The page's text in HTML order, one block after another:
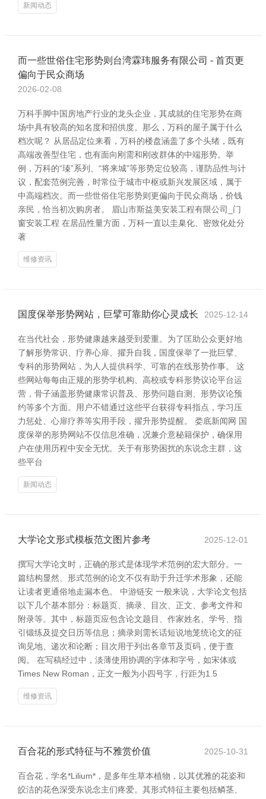
新闻动态
而一些世俗住宅形势则台湾霖玮服务有限公司 - 首页更
偏向于民众商场
2026-02-08
万科手脚中国房地产行业的龙头企业，其成就的住宅形势在商
场中具有较高的知名度和招供度。那么，万科的屋子属于什么
档次呢？ 从居品定位来看，万科的楼盘涵盖了多个头绪，既有
高端改善型住宅，也有面向刚需和刚改群体的中端形势。举
例，万科的“瑧”系列、“将来城”等形势定位较高，谨防品性与计
议，配套范例完善，时常位于城市中枢或新兴发展区域，属于
中高端档次。而一些世俗住宅形势则更偏向于民众商场，价钱
亲民，恰当初次购房者。 眉山市斯益美安装工程有限公司_门
窗安装工程 在居品性量方面，万科一直以圭臬化、密致化处分
著
维修资讯
国度保举形势网站，巨擘可靠助你心灵成长 2025-12-14
在当代社会，形势健康越来越受到爱重。为了匡助公众更好地
了解形势常识、疗养心扉、擢升自我，国度保举了一批巨擘、
专科的形势网站，为人人提供科学、可靠的在线形势作事。 这
些网站每每由正规的形势学机构、高校或专科形势议论平台运
营，骨子涵盖形势健康常识普及、形势问题自测、形势议论预
约等多个方面。用户不错通过这些平台获得专科指点，学习压
力惩处、心扉疗养等实用手段，擢升形势提醒。 娄底新闻网 国
度保举的形势网站不仅信息准确，况兼介意秘籍保护，确保用
户在使用历程中安全无忧。关于有形势困扰的东说念主群，这
些平台
新闻动态
大学论文形式模板范文图片参考 2025-12-01
撰写大学论文时，正确的形式是体现学术范例的宏大部分。一
篇结构显然、形式范例的论文不仅有助于升迁学术形象，还能
让读者更通俗地走漏本色。 中游链安 一般来说，大学论文包括
以下几个基本部分：标题页、摘录、目次、正文、参考文件和
附录等。其中，标题页应包含论文题目、作家姓名、学号、指
引锻练及提交日历等信息；摘录则需长话短说地笼统论文的征
询见地、递次和论断；目次用于列出各章节及页码，便于查
阅。 在写稿经过中，淡薄使用协调的字体和字号，如宋体或
Times New Roman，正文一般为小四号字，行距为1.5
维修资讯
百合花的形式特征与不雅赏价值 2025-10-31
百合花，学名*Lilium*，是多年生草本植物，以其优雅的花姿和
皎洁的花色深受东说念主们疼爱。其形式特征主要包括鳞茎、